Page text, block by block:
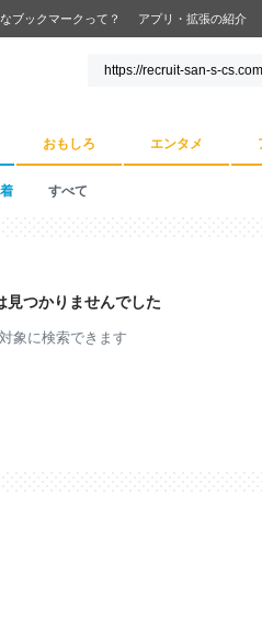
ブックマークって？ アプリ・拡張の紹介
おもしろ エンタメ
すべて
見つかりませんでした
象に検索できます